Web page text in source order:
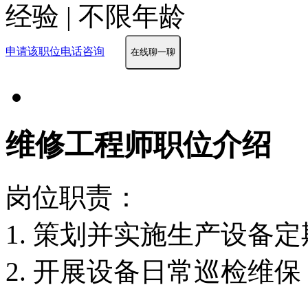
经验 | 不限年龄
申请该职位电话咨询 在线聊一聊
维修工程师职位介绍
岗位职责：
1. 策划并实施生产设备
2. 开展设备日常巡检维